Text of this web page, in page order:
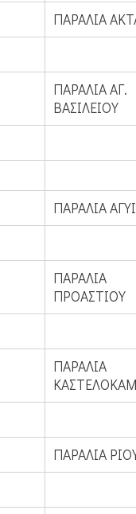
ΠΑΡΑΛΙΑ
ΠΑΡΑΛΙΑ ΑΓ.
ΒΑΣΙΛΕΙΟΥ
ΠΑΡΑΛΙΑ
ΠΑΡΑΛΙΑ
ΠΡΟΑΣΤΙΟΥ
ΠΑΡΑΛΙΑ
ΠΑΡΑΛΙΑ